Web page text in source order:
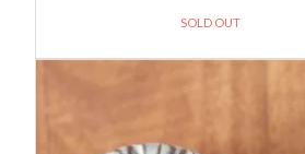
SOLD OUT